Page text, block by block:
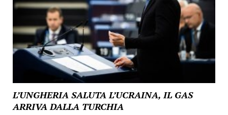
L’UNGHERIA SALUTA L’UCRAINA, IL GAS
ARRIVA DALLA TURCHIA